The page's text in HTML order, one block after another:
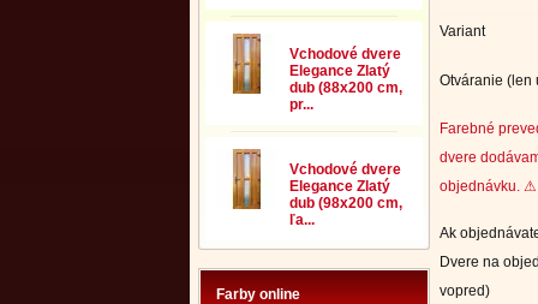
Vchodové dvere
Elegance Zlatý
dub (88x200 cm,
pr...
Vchodové dvere
Elegance Zlatý
dub (98x200 cm,
ľa...
Farby online
Variant
Otváranie (len
Farebné
dvere
objednávku. ⚠
Ak
Dvere na
vopred)